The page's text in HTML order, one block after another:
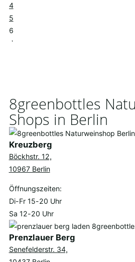
4
5
6
7
8greenbottles
Shops in Berlin
Kreuzberg
Böckhstr. 12,
10967 Berlin
Öffnungszeiten:
Di-Fr 15-20 Uhr
Sa 12-20 Uhr
Prenzlauer Berg
Senefelderstr. 34,